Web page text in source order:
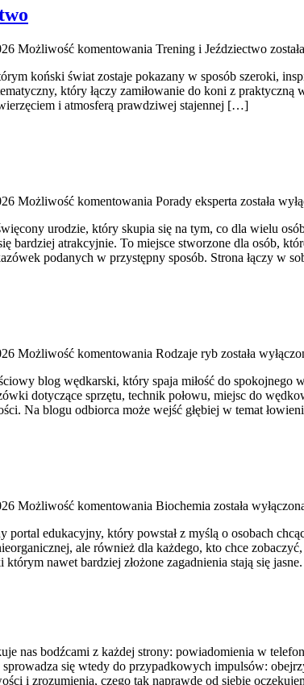
Możliwość komentowania Trening i Jeździectwo
koński świat zostaje pokazany w sposób szeroki,
który łączy zamiłowanie do koni z
i atmosferą prawdziwej stajennej […]
Możliwość komentowania Porady eksperta została
urodzie, który skupia się na tym, co dla wielu
bardziej atrakcyjnie. To miejsce stworzone dla osób,
podanych w przystępny sposób. Strona łączy w
Możliwość komentowania Rodzaje ryb została
blog wędkarski, który spaja miłość do
dotyczące sprzętu, technik połowu, miejsc do
Na blogu odbiorca może wejść głębiej w temat
Możliwość komentowania Biochemia została
portal edukacyjny, który powstał z myślą o osobach
ale również dla każdego, kto chce
nawet bardziej złożone zagadnienia stają się
nas bodźcami z każdej strony: powiadomienia w
się wtedy do przypadkowych impulsów:
i zrozumienia, czego tak naprawdę od siebie